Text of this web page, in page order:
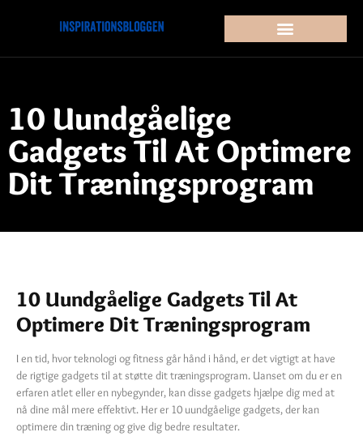
10 Uundgåelige
Gadgets Til At Optimere
Dit Træningsprogram
10 Uundgåelige Gadgets Til At
Optimere Dit Træningsprogram
I en tid, hvor teknologi og fitness går hånd i hånd, er det vigtigt at have
de rigtige gadgets til at støtte dit træningsprogram. Uanset om du er en
erfaren atlet eller en nybegynder, kan disse gadgets hjælpe dig med at
nå dine mål mere effektivt. Her er 10 uundgåelige gadgets, der kan
optimere din træning og give dig bedre resultater.